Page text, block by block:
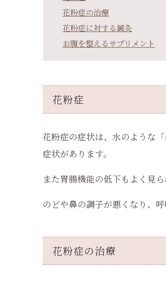
花粉症の治療
花粉症に対する鍼灸
お腹を整えるサプリメント
花粉症
花粉症の症状は、水のような
症状があります。
また胃腸機能の低下もよく見
のどや鼻の調子が悪くなり、
花粉症の治療